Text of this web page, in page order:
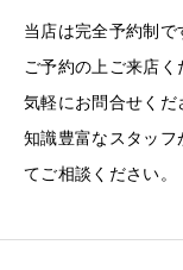
当店は完全予約制で
ご予約の上ご来店
気軽にお問合せくだ
知識豊富なスタッフ
てご相談ください。